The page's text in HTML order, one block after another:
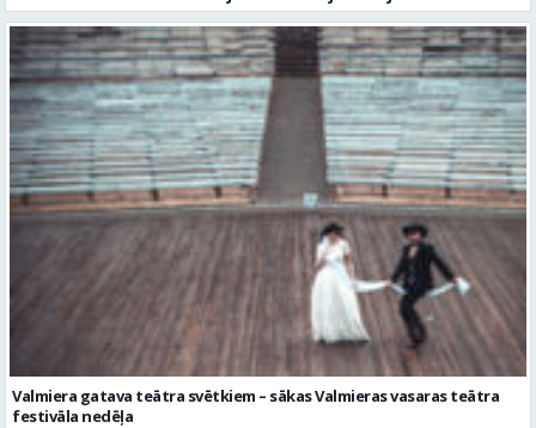
Valmiera gatava teātra svētkiem – sākas Valmieras vasaras teātra
festivāla nedēļa